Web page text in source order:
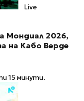
Live
Мондиал 2026,
на Кабо Верде
15 минути.